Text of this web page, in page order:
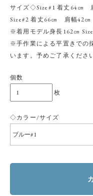
サイズ◇Size#1 着丈64㎝
Size#2 着丈66㎝ 肩幅42
※着用モデル身長162㎝
※手作業による平置きでの
います。予めご了承くださ
個数
枚
◇カラー/サイズ